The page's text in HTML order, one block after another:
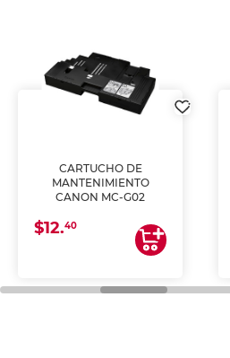
CARTUCHO DE
MANTENIMIENTO
CANON MC-G02
$12.40